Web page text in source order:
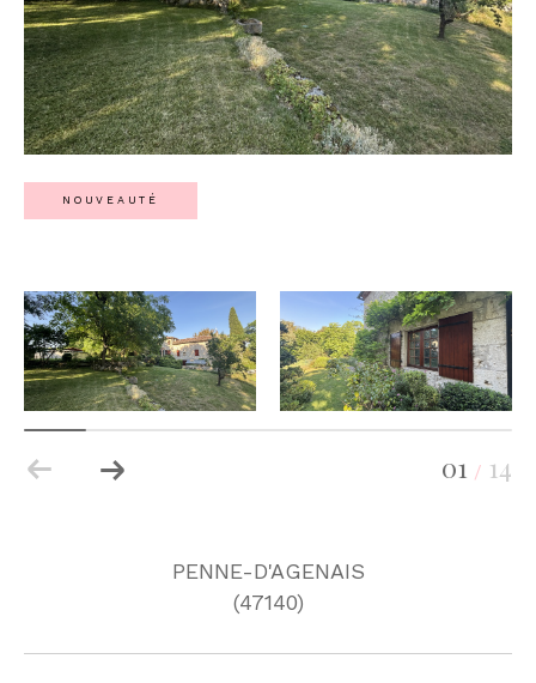
NOUVEAUTÉ
01 / 14
PENNE-D'AGENAIS
(47140)